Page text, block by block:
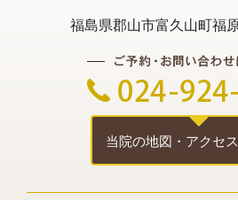
2024年01月
2023年12月
福島県郡山市富久山町福
当院の地図・アクセ